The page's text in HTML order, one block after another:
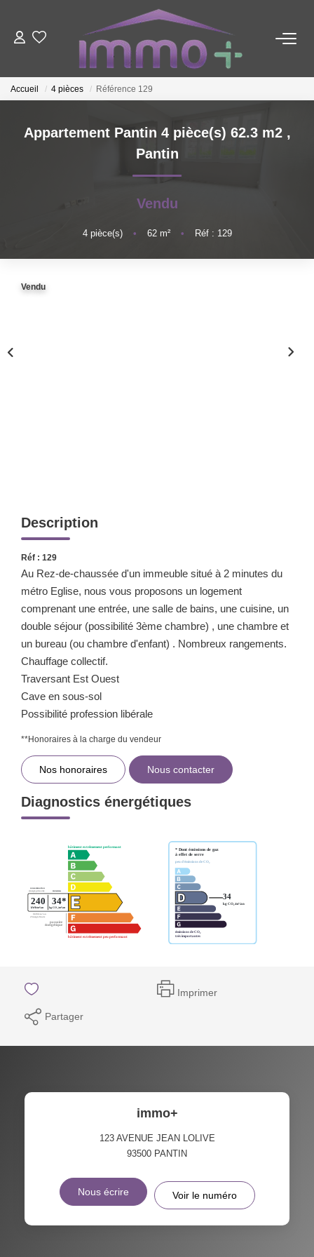
ACHETER
FAIRE GÉRER
ESTIMER
NOTRE AGENCE
Accueil 4 pièces Référence 129
Appartement Pantin 4 pièce(s) 62.3 m2 ,
Pantin
Vendu
4pièce(s) • 62m² • Réf : 129
Vendu
Description
Réf : 129
Au Rez-de-chaussée d'un immeuble situé à 2 minutes du
métro Eglise, nous vous proposons un logement
comprenant une entrée, une salle de bains, une cuisine, un
double séjour (possibilité 3ème chambre) , une chambre et
un bureau (ou chambre d'enfant) . Nombreux rangements.
Chauffage collectif.
Traversant Est Ouest
Cave en sous-sol
Possibilité profession libérale
**Honoraires à la charge du vendeur
Nos honoraires Nous contacter
Diagnostics énergétiques
Imprimer
Partager
immo+
123 AVENUE JEAN LOLIVE
93500 PANTIN
Nous écrire Voir le numéro